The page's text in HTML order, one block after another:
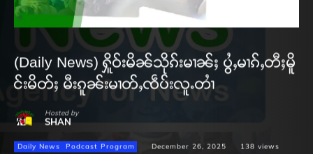
(Daily News) ႁိူဝ်းမိၼ်သိုၵ်းမၢၼ်ႈ ပွႆႇမၢၵ်ႇတီႈမိူ
င်းမိတ်ႈ မီးၵူၼ်းမၢတ်ႇၸဵပ်းလူႉတၢႆ
Hosted by
SHAN
Daily News Podcast Program December 26, 2025 138 views